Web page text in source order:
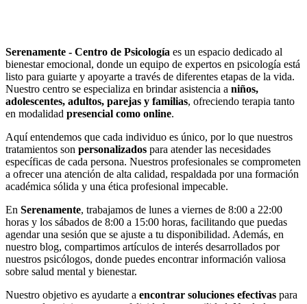
Serenamente - Centro de Psicología es un espacio dedicado al
bienestar emocional, donde un equipo de expertos en psicología está
listo para guiarte y apoyarte a través de diferentes etapas de la vida.
Nuestro centro se especializa en brindar asistencia a niños,
adolescentes, adultos, parejas y familias, ofreciendo terapia tanto
en modalidad presencial como online.
Aquí entendemos que cada individuo es único, por lo que nuestros
tratamientos son personalizados para atender las necesidades
específicas de cada persona. Nuestros profesionales se comprometen
a ofrecer una atención de alta calidad, respaldada por una formación
académica sólida y una ética profesional impecable.
En Serenamente, trabajamos de lunes a viernes de 8:00 a 22:00
horas y los sábados de 8:00 a 15:00 horas, facilitando que puedas
agendar una sesión que se ajuste a tu disponibilidad. Además, en
nuestro blog, compartimos artículos de interés desarrollados por
nuestros psicólogos, donde puedes encontrar información valiosa
sobre salud mental y bienestar.
Nuestro objetivo es ayudarte a encontrar soluciones efectivas para